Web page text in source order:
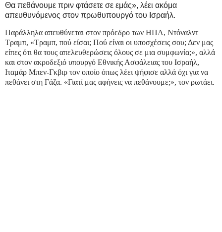
Θα πεθάνουμε πριν φτάσετε σε εμάς», λέει ακόμα
απευθυνόμενος στον πρωθυπουργό του Ισραήλ.
Παράλληλα απευθύνεται στον πρόεδρο των ΗΠΑ, Ντόναλντ
Τραμπ, «Τραμπ, πού είσαι; Πού είναι οι υποσχέσεις σου; Δεν μας
είπες ότι θα τους απελευθερώσεις όλους σε μια συμφωνία;», αλλά
και στον ακροδεξιό υπουργό Εθνικής Ασφάλειας του Ισραήλ,
Ιταμάρ Μπεν-Γκβιρ τον οποίο όπως λέει ψήφισε αλλά όχι για να
πεθάνει στη Γάζα. «Γιατί μας αφήνεις να πεθάνουμε;», τον ρωτάει.